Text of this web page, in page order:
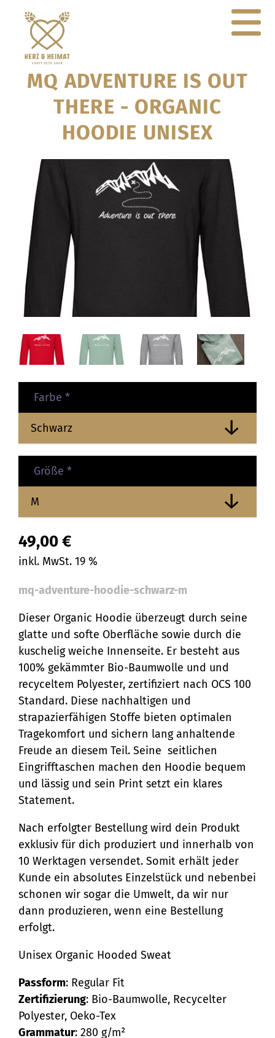
MQ ADVENTURE IS OUT
THERE - ORGANIC
HOODIE UNISEX
Farbe *
Größe *
49,00€
inkl. MwSt. 19 %
mq-adventure-hoodie-schwarz-m
Dieser Organic Hoodie überzeugt durch seine
glatte und softe Oberfläche sowie durch die
kuschelig weiche Innenseite. Er besteht aus
100% gekämmter Bio-Baumwolle und und
recyceltem Polyester, zertifiziert nach OCS 100
Standard. Diese nachhaltigen und
strapazierfähigen Stoffe bieten optimalen
Tragekomfort und sichern lang anhaltende
Freude an diesem Teil. Seine seitlichen
Eingrifftaschen machen den Hoodie bequem
und lässig und sein Print setzt ein klares
Statement.
Nach erfolgter Bestellung wird dein Produkt
exklusiv für dich produziert und innerhalb von
10 Werktagen versendet. Somit erhält jeder
Kunde ein absolutes Einzelstück und nebenbei
schonen wir sogar die Umwelt, da wir nur
dann produzieren, wenn eine Bestellung
erfolgt.
Unisex Organic Hooded Sweat
Passform: Regular Fit
Zertifizierung: Bio-Baumwolle, Recycelter
Polyester, Oeko-Tex
Grammatur: 280 g/m²